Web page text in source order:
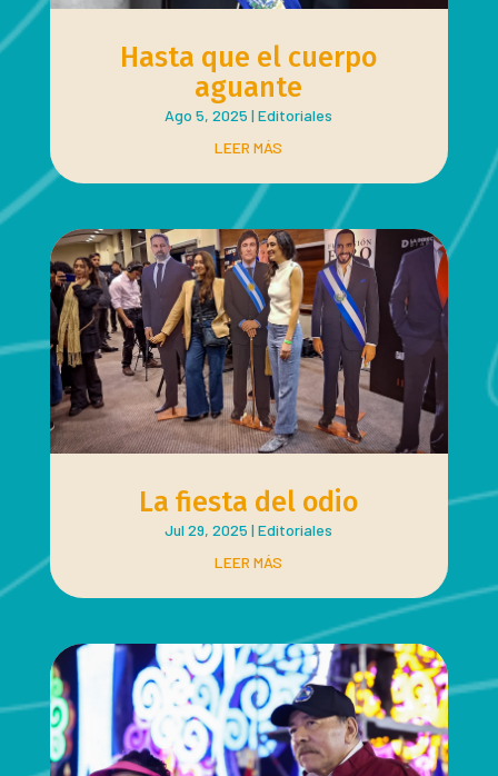
Hasta que el cuerpo
aguante
Ago 5, 2025 |Editoriales
LEER MÁS
La fiesta del odio
Jul 29, 2025 |Editoriales
LEER MÁS